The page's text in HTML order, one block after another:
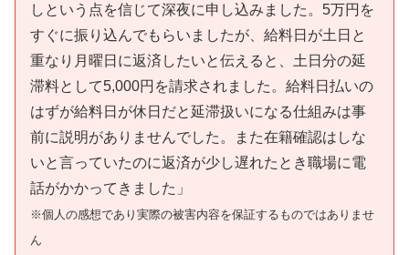
しという点を信じて深夜に申し込みました。5万円を
すぐに振り込んでもらいましたが、給料日が土日と
重なり月曜日に返済したいと伝えると、土日分の延
滞料として5,000円を請求されました。給料日払いの
はずが給料日が休日だと延滞扱いになる仕組みは事
前に説明がありませんでした。また在籍確認はしな
いと言っていたのに返済が少し遅れたとき職場に電
話がかかってきました」
※個人の感想であり実際の被害内容を保証するものではありませ
ん